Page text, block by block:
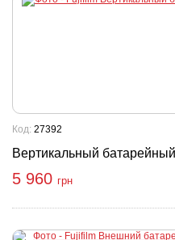
Вертикальный
Код: 27392
5 960 грн